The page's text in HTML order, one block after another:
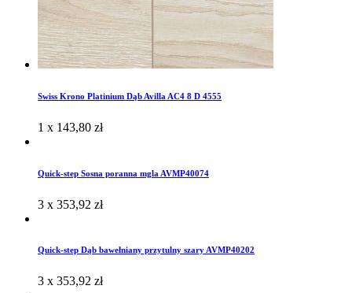
Swiss Krono Platinium Dąb Avilla AC4 8 D 4555
1 x 143,80 zł
Quick-step Sosna poranna mgla AVMP40074
3 x 353,92 zł
Quick-step Dąb bawełniany przytulny szary AVMP40202
3 x 353,92 zł